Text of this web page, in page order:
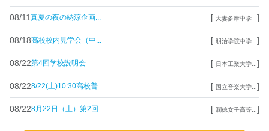
08/11 真夏の夜の納涼企画... [ 大妻多摩中学... ]
08/18高校校内見学会（中... [ 明治学院中学... ]
08/22第4回学校説明会 [ 日本工業大学... ]
08/228/22(土)10:30高校普... [ 国立音楽大学... ]
08/228月22日（土）第2回... [ 潤徳女子高等... ]